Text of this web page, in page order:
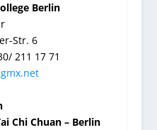
Berlin
Str. 6
211 17 71
Chi Chuan – Berlin